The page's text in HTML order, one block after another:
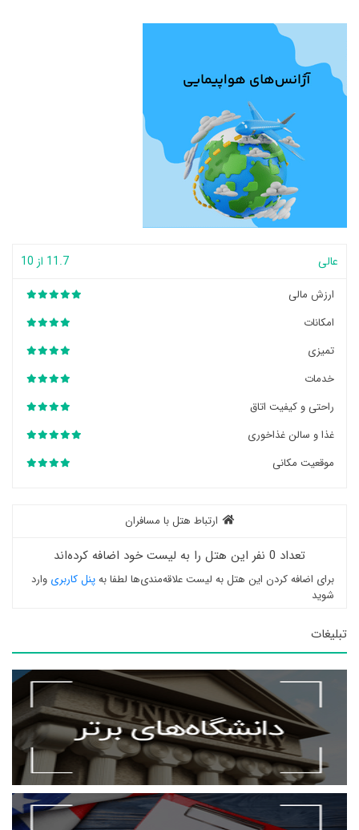
عالی 11.7 از 10
ارزش مالی
امکانات
تمیزی
خدمات
راحتی و کیفیت اتاق
غذا و سالن غذاخوری
موقعیت مکانی
ارتباط هتل با مسافران
تعداد 0 نفر این هتل را به لیست خود اضافه کرده‌اند
برای اضافه کردن این هتل به لیست علاقه‌مندی‌ها لطفا بهپنل کاربری وارد
شوید
تبلیغات